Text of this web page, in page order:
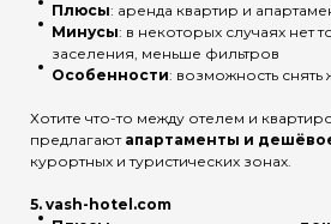
Плюсы: аренда квартир и
Минусы: в некоторых случаях нет
заселения, меньше фильтров
Особенности: возможность снять
Хотите что-то между отелем и
предлагают апартаменты и
курортных и туристических зонах.
5. vash-hotel.com